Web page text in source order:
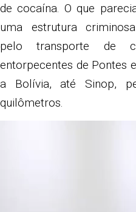
de cocaína. O que
uma estrutura
pelo transporte de
entorpecentes de Pontes
a Bolívia, até Sinop,
quilômetros.